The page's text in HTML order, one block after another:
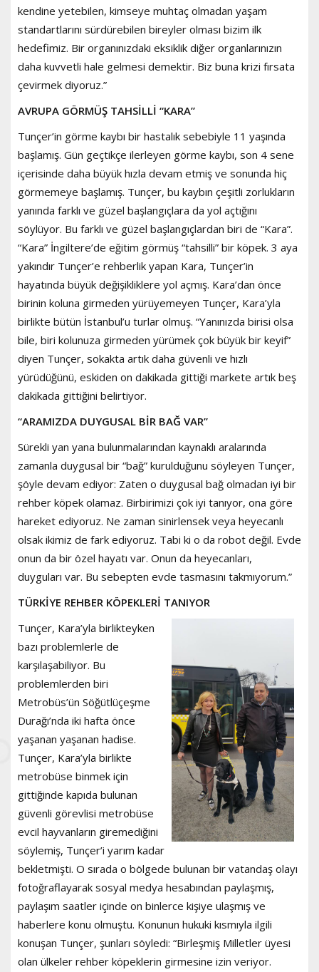
kendine yetebilen, kimseye muhtaç olmadan yaşam
standartlarını sürdürebilen bireyler olması bizim ilk
hedefimiz. Bir organınızdaki eksiklik diğer organlarınızın
daha kuvvetli hale gelmesi demektir. Biz buna krizi fırsata
çevirmek diyoruz.”
AVRUPA GÖRMÜŞ TAHSİLLİ “KARA”
Tunçer’in görme kaybı bir hastalık sebebiyle 11 yaşında
başlamış. Gün geçtikçe ilerleyen görme kaybı, son 4 sene
içerisinde daha büyük hızla devam etmiş ve sonunda hiç
görmemeye başlamış. Tunçer, bu kaybın çeşitli zorlukların
yanında farklı ve güzel başlangıçlara da yol açtığını
söylüyor. Bu farklı ve güzel başlangıçlardan biri de “Kara”.
“Kara” İngiltere’de eğitim görmüş “tahsilli” bir köpek. 3 aya
yakındır Tunçer’e rehberlik yapan Kara, Tunçer’in
hayatında büyük değişikliklere yol açmış. Kara’dan önce
birinin koluna girmeden yürüyemeyen Tunçer, Kara’yla
birlikte bütün İstanbul’u turlar olmuş. “Yanınızda birisi olsa
bile, biri kolunuza girmeden yürümek çok büyük bir keyif”
diyen Tunçer, sokakta artık daha güvenli ve hızlı
yürüdüğünü, eskiden on dakikada gittiği markete artık beş
dakikada gittiğini belirtiyor.
“ARAMIZDA DUYGUSAL BİR BAĞ VAR”
Sürekli yan yana bulunmalarından kaynaklı aralarında
zamanla duygusal bir “bağ” kurulduğunu söyleyen Tunçer,
şöyle devam ediyor: Zaten o duygusal bağ olmadan iyi bir
rehber köpek olamaz. Birbirimizi çok iyi tanıyor, ona göre
hareket ediyoruz. Ne zaman sinirlensek veya heyecanlı
olsak ikimiz de fark ediyoruz. Tabi ki o da robot değil. Evde
onun da bir özel hayatı var. Onun da heyecanları,
duyguları var. Bu sebepten evde tasmasını takmıyorum.”
TÜRKİYE REHBER KÖPEKLERİ TANIYOR
Tunçer, Kara’yla birlikteyken
bazı problemlerle de
karşılaşabiliyor. Bu
problemlerden biri
Metrobüs’ün Söğütlüçeşme
Durağı’nda iki hafta önce
yaşanan yaşanan hadise.
Tunçer, Kara’yla birlikte
metrobüse binmek için
gittiğinde kapıda bulunan
güvenli görevlisi metrobüse
evcil hayvanların giremediğini
söylemiş, Tunçer’i yarım kadar
bekletmişti. O sırada o bölgede bulunan bir vatandaş olayı
fotoğraflayarak sosyal medya hesabından paylaşmış,
paylaşım saatler içinde on binlerce kişiye ulaşmış ve
haberlere konu olmuştu. Konunun hukuki kısmıyla ilgili
konuşan Tunçer, şunları söyledi: “Birleşmiş Milletler üyesi
olan ülkeler rehber köpeklerin girmesine izin veriyor.